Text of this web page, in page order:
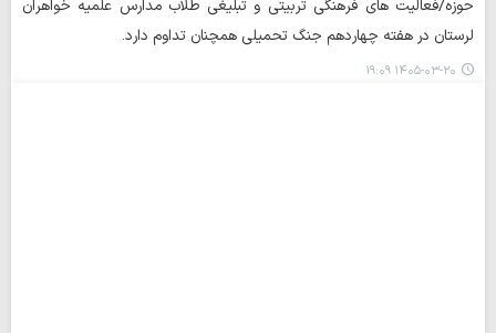
حوزه/فعالیت های فرهنگی تربیتی و تبلیغی طلاب مدارس علمیه خواهران
لرستان در هفته چهاردهم جنگ تحمیلی همچنان تداوم دارد.
۱۴۰۵-۰۳-۲۰ ۱۹:۰۹